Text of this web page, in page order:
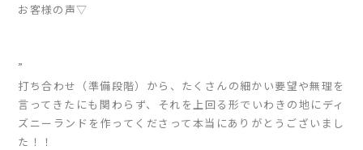
お客様の声▽
”
打ち合わせ（準備段階）から、たくさんの細かい要望や無理を
言ってきたにも関わらず、それを上回る形でいわきの地にディ
ズニーランドを作ってくださって本当にありがとうございまし
た！！